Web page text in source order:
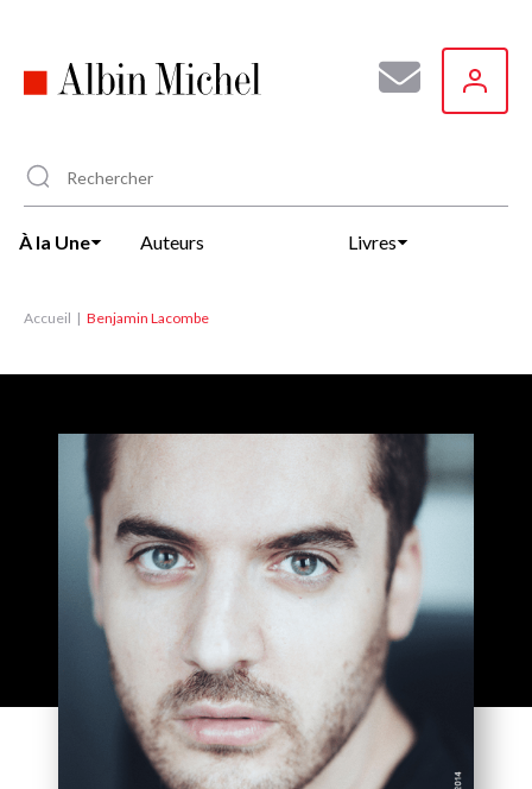
principal
À la Une Auteurs Livres
Accueil Benjamin Lacombe